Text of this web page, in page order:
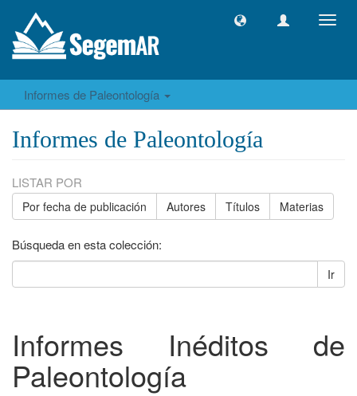
Informes de Paleontología
Informes de Paleontología
LISTAR POR
Por fecha de publicación Autores Títulos Materias
Búsqueda en esta colección:
Ir
Informes Inéditos de
Paleontología